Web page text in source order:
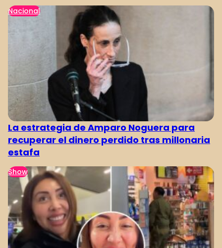
Nacional
La estrategia de Amparo Noguera para
recuperar el dinero perdido tras millonaria
estafa
Show